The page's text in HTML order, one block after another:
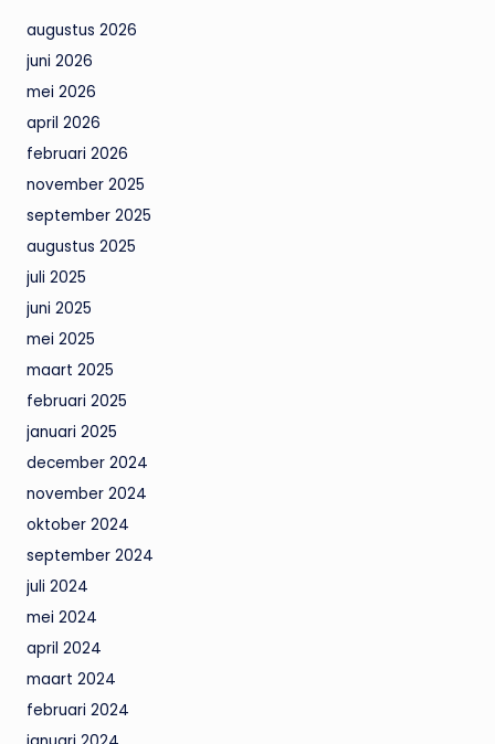
augustus 2026
juni 2026
mei 2026
april 2026
februari 2026
november 2025
september 2025
augustus 2025
juli 2025
juni 2025
mei 2025
maart 2025
februari 2025
januari 2025
december 2024
november 2024
oktober 2024
september 2024
juli 2024
mei 2024
april 2024
maart 2024
februari 2024